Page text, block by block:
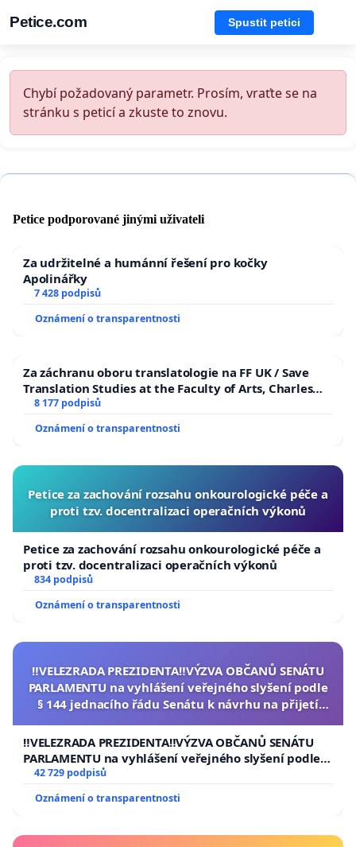
Petice.com Spustit petici
Chybí požadovaný parametr. Prosím, vraťte se na
stránku s peticí a zkuste to znovu.
Petice podporované jinými uživateli
Za udržitelné a humánní řešení pro kočky
Apolinářky
7 428 podpisů
Oznámení o transparentnosti
Za záchranu oboru translatologie na FF UK / Save
Translation Studies at the Faculty of Arts, Charles
University
8 177 podpisů
Oznámení o transparentnosti
Petice za zachování rozsahu onkourologické péče a
proti tzv. docentralizaci operačních výkonů
Petice za zachování rozsahu onkourologické péče a
proti tzv. docentralizaci operačních výkonů
834 podpisů
Oznámení o transparentnosti
‼️VELEZRADA PREZIDENTA‼️VÝZVA OBČANŮ SENÁTU
PARLAMENTU na vyhlášení veřejného slyšení podle
§ 144 jednacího řádu Senátu k návrhu na přijetí
republiky
‼️VELEZRADA PREZIDENTA‼️VÝZVA OBČANŮ SENÁTU
PARLAMENTU na vyhlášení veřejného slyšení podle §
144 jednacího řádu Senátu k návrhu na přijetí
usnesení k podání ústavní žaloby na prezidenta
republiky
42 729 podpisů
Oznámení o transparentnosti